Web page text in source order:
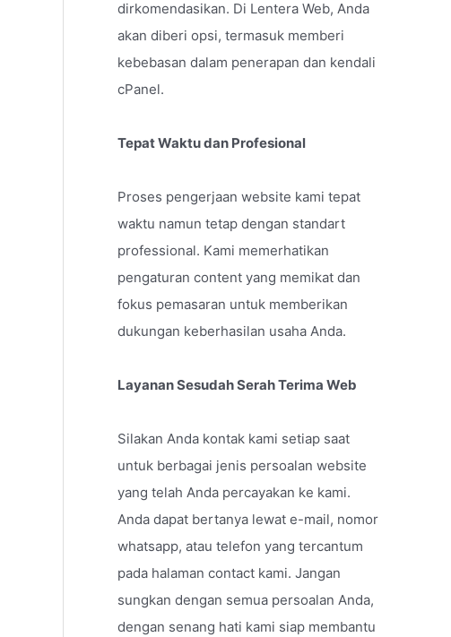
dirkomendasikan. Di Lentera Web, Anda
akan diberi opsi, termasuk memberi
kebebasan dalam penerapan dan kendali
cPanel.
Tepat Waktu dan Profesional
Proses pengerjaan website kami tepat
waktu namun tetap dengan standart
professional. Kami memerhatikan
pengaturan content yang memikat dan
fokus pemasaran untuk memberikan
dukungan keberhasilan usaha Anda.
Layanan Sesudah Serah Terima Web
Silakan Anda kontak kami setiap saat
untuk berbagai jenis persoalan website
yang telah Anda percayakan ke kami.
Anda dapat bertanya lewat e-mail, nomor
whatsapp, atau telefon yang tercantum
pada halaman contact kami. Jangan
sungkan dengan semua persoalan Anda,
dengan senang hati kami siap membantu